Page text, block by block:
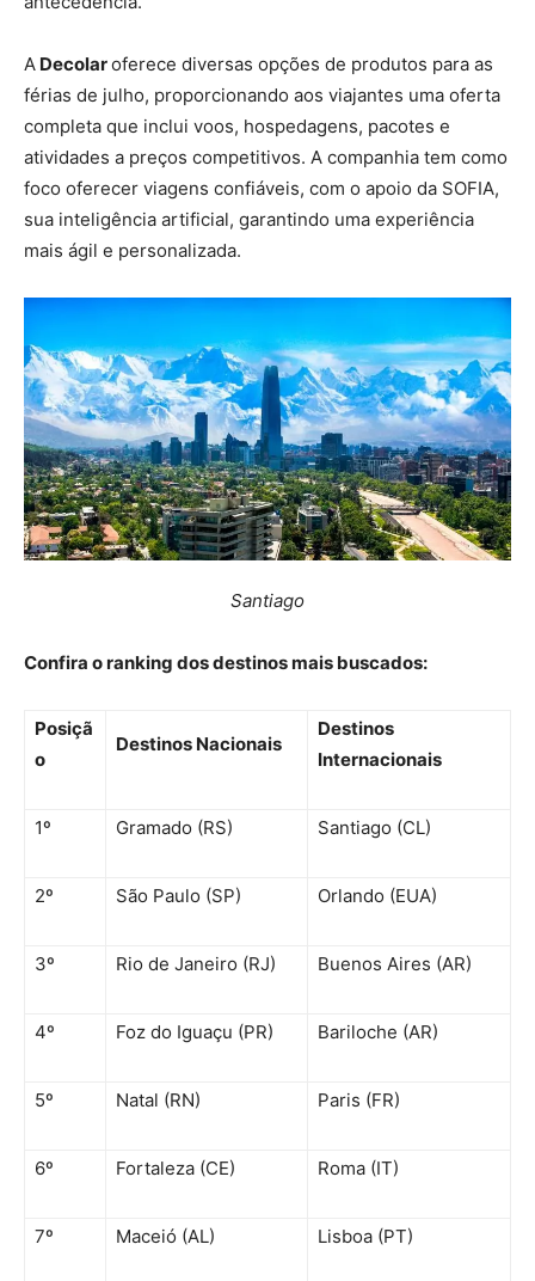
A Decolaroferece diversas opções de produtos para as
férias de julho, proporcionando aos viajantes uma oferta
completa que inclui voos, hospedagens, pacotes e
atividades a preços competitivos. A companhia tem como
foco oferecer viagens confiáveis, com o apoio da SOFIA,
sua inteligência artificial, garantindo uma experiência
mais ágil e personalizada.
Santiago
Confira o ranking dos destinos mais buscados:
Posiçã
o
Destinos Nacionais
Destinos
Internacionais
1º Gramado (RS) Santiago (CL)
2º São Paulo (SP) Orlando (EUA)
3º Rio de Janeiro (RJ) Buenos Aires (AR)
4º Foz do Iguaçu (PR) Bariloche (AR)
5º Natal (RN) Paris (FR)
6º Fortaleza (CE) Roma (IT)
7º Maceió (AL) Lisboa (PT)